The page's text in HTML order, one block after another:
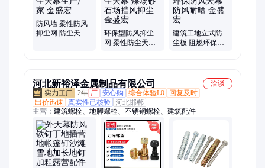
网、钢板网、电焊网、圆孔网、建筑网片
防风墙 柔性防风
抑尘网 防尘天幕
环保型防风抑尘
网 柔性防尘天幕
建筑工地立式防
尘板 阻燃环保防
河北新裕泽金属制品有限公司
洽谈
2年 厂 安心购 综合体验L0
回复及时
出价迅速
真实性已核验 河北邯郸
主营： 建筑螺栓、地脚螺栓、不锈钢螺栓、建筑配件